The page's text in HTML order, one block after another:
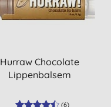
Hurraw Chocolate
Lippenbalsem
(6)